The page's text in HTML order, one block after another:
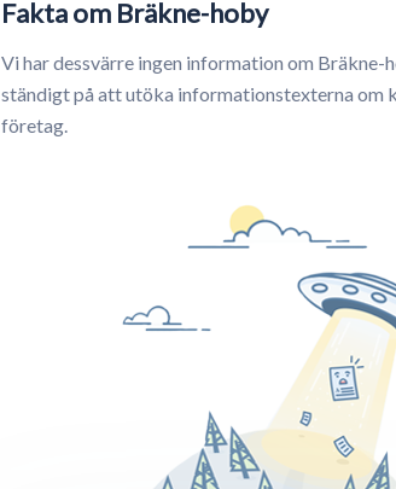
Fakta om Bräkne-hoby
Vi har dessvärre ingen information om Bräkne-
ständigt på att utöka informationstexterna om
företag.